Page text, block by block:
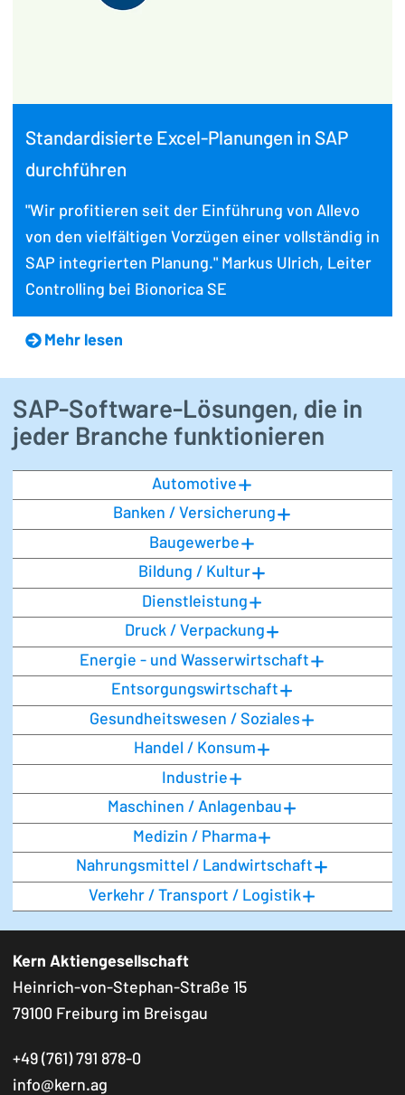
Standardisierte Excel-Planungen in SAP
durchführen
"Wir profitieren seit der Einführung von Allevo
von den vielfältigen Vorzügen einer vollständig in
SAP integrierten Planung." Markus Ulrich, Leiter
Controlling bei Bionorica SE
Mehr lesen
SAP-Software-Lösungen, die in
jeder Branche funktionieren
Automotive
Banken / Versicherung
Baugewerbe
Bildung / Kultur
Dienstleistung
Druck / Verpackung
Energie - und Wasserwirtschaft
Entsorgungswirtschaft
Gesundheitswesen / Soziales
Handel / Konsum
Industrie
Maschinen / Anlagenbau
Medizin / Pharma
Nahrungsmittel / Landwirtschaft
Verkehr / Transport / Logistik
Kern Aktiengesellschaft
Heinrich-von-Stephan-Straße 15
79100 Freiburg im Breisgau
+49 (761) 791 878-0
info@kern.ag